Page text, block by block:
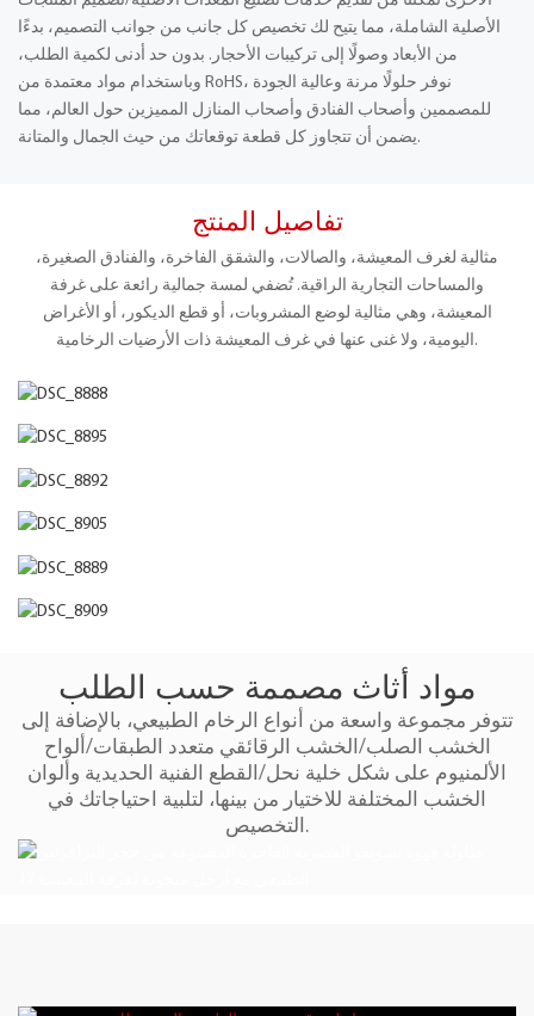
الأصلية الشاملة، مما يتيح لك تخصيص كل جانب من جوانب التصميم، بدءًا
من الأبعاد وصولًا إلى تركيبات الأحجار. بدون حد أدنى لكمية الطلب،
وباستخدام مواد معتمدة من RoHS، نوفر حلولًا مرنة وعالية الجودة
للمصممين وأصحاب الفنادق وأصحاب المنازل المميزين حول العالم، مما
يضمن أن تتجاوز كل قطعة توقعاتك من حيث الجمال والمتانة.
تفاصيل المنتج
مثالية لغرف المعيشة، والصالات، والشقق الفاخرة، والفنادق الصغيرة،
والمساحات التجارية الراقية. تُضفي لمسة جمالية رائعة على غرفة
المعيشة، وهي مثالية لوضع المشروبات، أو قطع الديكور، أو الأغراض
اليومية، ولا غنى عنها في غرف المعيشة ذات الأرضيات الرخامية.
مواد أثاث مصممة حسب الطلب
تتوفر مجموعة واسعة من أنواع الرخام الطبيعي، بالإضافة إلى
الخشب الصلب/الخشب الرقائقي متعدد الطبقات/ألواح
الألمنيوم على شكل خلية نحل/القطع الفنية الحديدية وألوان
الخشب المختلفة للاختيار من بينها، لتلبية احتياجاتك في
التخصيص.